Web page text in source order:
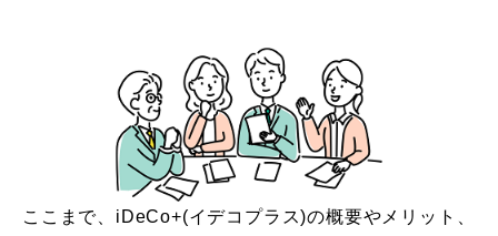
ここまで、iDeCo+(イデコプラス)の概要やメリット、